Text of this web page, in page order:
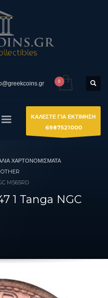
ΚΑΛΕΣΤΕ ΓΙΑ ΕΚΤΙΜΗΣΗ
6987521000
ΧΑΡΤΟΝΟΜΊΣΜΑΤΑ
OTHER
MS65RD
1 Tanga NGC